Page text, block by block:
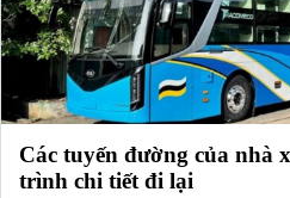
Các tuyến đường của nhà
trình chi tiết đi lại